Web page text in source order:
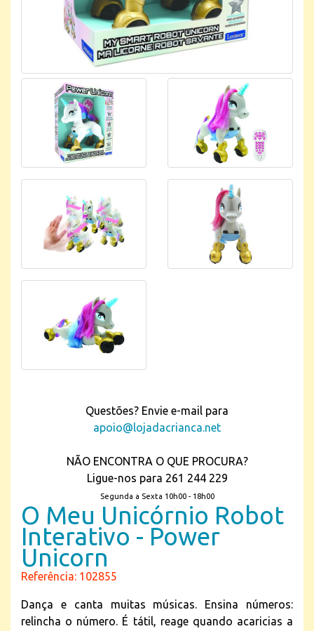
Questões? Envie e-mail para
apoio@lojadacrianca.net
NÃO ENCONTRA O QUE PROCURA?
Ligue-nos para 261 244 229
Segunda a Sexta 10h00 - 18h00
O Meu Unicórnio Robot
Interativo - Power
Unicorn
Referência: 102855
Dança e canta muitas músicas. Ensina números:
relincha o número. É tátil, reage quando acaricias a